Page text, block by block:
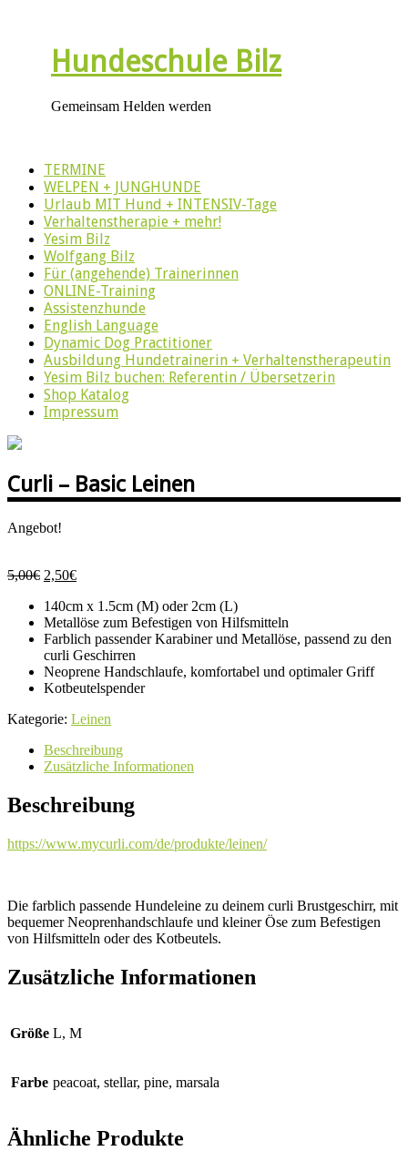
Hundeschule Bilz
Gemeinsam Helden werden
TERMINE
WELPEN + JUNGHUNDE
Urlaub MIT Hund + INTENSIV-Tage
Verhaltenstherapie + mehr!
Yesim Bilz
Wolfgang Bilz
Für (angehende) Trainerinnen
ONLINE-Training
Assistenzhunde
English Language
Dynamic Dog Practitioner
Ausbildung Hundetrainerin + Verhaltenstherapeutin
Yesim Bilz buchen: Referentin / Übersetzerin
Shop Katalog
Impressum
Curli – Basic Leinen
Angebot!
5,00€ Ursprünglicher
war:
5,00€
2,50€Aktueller
ist:
2,50€.
140cm x 1.5cm (M) oder 2cm (L)
Metallöse zum Befestigen von Hilfsmitteln
Farblich passender Karabiner und Metallöse, passend zu den
curli Geschirren
Neoprene Handschlaufe, komfortabel und optimaler Griff
Kotbeutelspender
Kategorie: Leinen
Beschreibung
Zusätzliche Informationen
Beschreibung
https://www.mycurli.com/de/produkte/leinen/
Die farblich passende Hundeleine zu deinem curli Brustgeschirr, mit
bequemer Neoprenhandschlaufe und kleiner Öse zum Befestigen
von Hilfsmitteln oder des Kotbeutels.
Zusätzliche Informationen
Größe L, M
Farbe peacoat, stellar, pine, marsala
Ähnliche Produkte